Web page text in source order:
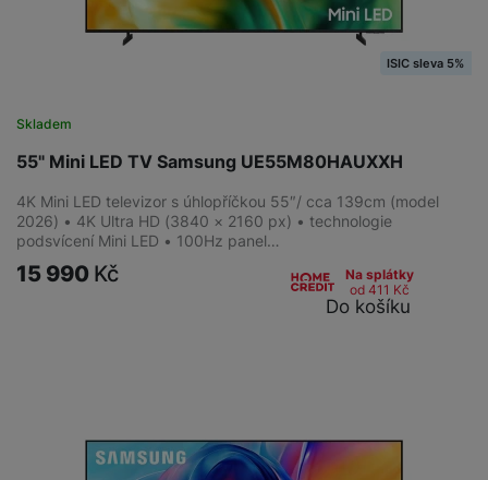
55" Mini LED TV Samsung UE55M80HAUXXH
Skladem
ISIC sleva 5%
4K Mini LED televizor s úhlopříčkou 55″/ cca 139cm (model
2026) • 4K Ultra HD (3840 × 2160 px) • technologie
podsvícení Mini LED • 100Hz panel…
15 990 Kč
Na splátky
od 411 Kč
Do košíku